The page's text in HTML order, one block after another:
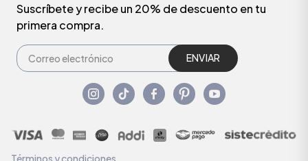
Suscríbete y recibe un 20% de descuento en tu
primera compra.
ENVIAR
Términos y condiciones